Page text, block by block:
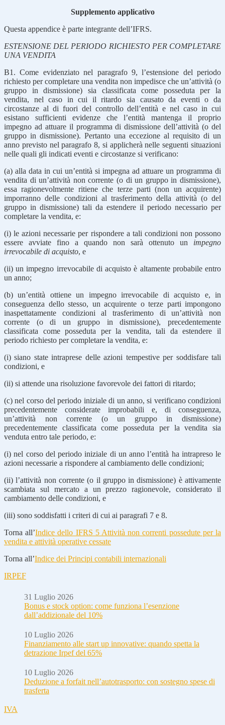
Supplemento applicativo
Questa appendice è parte integrante dell’IFRS.
ESTENSIONE DEL PERIODO RICHIESTO PER COMPLETARE
UNA VENDITA
B1. Come evidenziato nel paragrafo 9, l’estensione del periodo
richiesto per completare una vendita non impedisce che un’attività (o
gruppo in dismissione) sia classificata come posseduta per la
vendita, nel caso in cui il ritardo sia causato da eventi o da
circostanze al di fuori del controllo dell’entità e nel caso in cui
esistano sufficienti evidenze che l’entità mantenga il proprio
impegno ad attuare il programma di dismissione dell’attività (o del
gruppo in dismissione). Pertanto una eccezione al requisito di un
anno previsto nel paragrafo 8, si applicherà nelle seguenti situazioni
nelle quali gli indicati eventi e circostanze si verificano:
(a) alla data in cui un’entità si impegna ad attuare un programma di
vendita di un’attività non corrente (o di un gruppo in dismissione),
essa ragionevolmente ritiene che terze parti (non un acquirente)
imporranno delle condizioni al trasferimento della attività (o del
gruppo in dismissione) tali da estendere il periodo necessario per
completare la vendita, e:
(i) le azioni necessarie per rispondere a tali condizioni non possono
essere avviate fino a quando non sarà ottenuto un impegno
irrevocabile di acquisto, e
(ii) un impegno irrevocabile di acquisto è altamente probabile entro
un an­no;
(b) un’entità ottiene un impegno irrevocabile di acquisto e, in
conseguenza dello stesso, un acquirente o terze parti impongono
inaspettatamente condizioni al trasferimento di un’attività non
corrente (o di un gruppo in dismissione), precedentemente
classificata come posseduta per la vendita, tali da estendere il
periodo richiesto per completare la vendita, e:
(i) siano state intraprese delle azioni tempestive per soddisfare tali
condi­zioni, e
(ii) si attende una risoluzione favorevole dei fattori di ritardo;
(c) nel corso del periodo iniziale di un anno, si verificano condizioni
preceden­temente considerate improbabili e, di conseguenza,
un’attività non corrente (o un gruppo in dismissione)
precedentemente classificata come posseduta per la vendita sia
venduta entro tale periodo, e:
(i) nel corso del periodo iniziale di un anno l’entità ha intrapreso le
azioni necessarie a rispondere al cambiamento delle condizioni;
(ii) l’attività non corrente (o il gruppo in dismissione) è attivamente
scam­biata sul mercato a un prezzo ragionevole, considerato il
cambiamento delle condizioni, e
(iii) sono soddisfatti i criteri di cui ai paragrafi 7 e 8.
Torna all’Indice dello IFRS 5 Attività non correnti possedute per la
vendita e attività operative cessate
Torna all’Indice dei Principi contabili internazionali
IRPEF
31 Luglio 2026
Bonus e stock option: come funziona l’esenzione
dall’addizionale del 10%
10 Luglio 2026
Finanziamento alle start up innovative: quando spetta la
detrazione Irpef del 65%
10 Luglio 2026
Deduzione a forfait nell’autotrasporto: con sostegno spese di
trasferta
IVA